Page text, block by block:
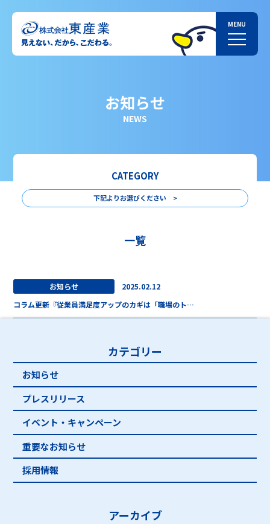
お知らせ
NEWS
CATEGORY
下記よりお選びください >
一覧
お知らせ
2025.02.12
コラム更新『従業員満足度アップのカギは「職場のト…
カテゴリー
お知らせ
プレスリリース
イベント・キャンペーン
重要なお知らせ
採用情報
アーカイブ